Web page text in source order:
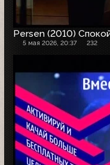
Persen (2010)
5 мая 2026, 20:37 232